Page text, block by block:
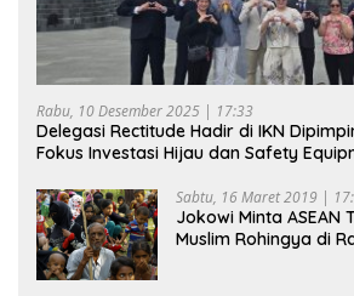
Rabu, 10 Desember 2025 | 17:33
Delegasi Rectitude Hadir di IKN
Fokus Investasi Hijau dan Safety
Sabtu, 16 Maret 2019 |
Jokowi Minta ASEAN
Muslim Rohingya di